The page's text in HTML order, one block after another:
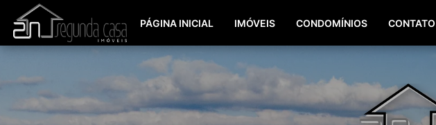
(51)
PÁGINA INICIAL IMÓVEIS CONDOMÍNIOS CONTATO